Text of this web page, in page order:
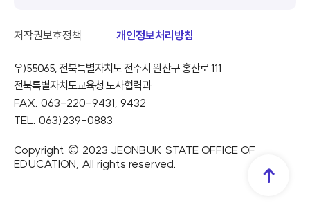
저작권보호정책 개인정보처리방침
우)55065, 전북특별자치도 전주시 완산구 홍산로 111
전북특별자치도교육청 노사협력과
FAX. 063-220-9431, 9432
TEL. 063)239-0883
Copyright © 2023 JEONBUK STATE OFFICE OF
EDUCATION, All rights reserved.